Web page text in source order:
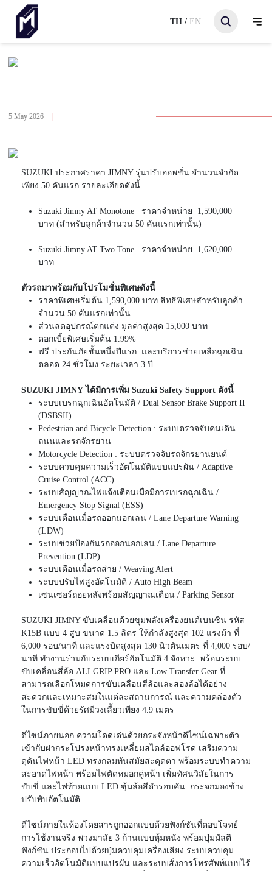
TH / EN
5 May 2026
SUZUKI ประกาศราคา JIMNY รุ่นปรับออพชั่น จำนวนจำกัด
เพียง 50 คันแรก รายละเอียดดังนี้
Suzuki Jimny AT Monotone ราคาจำหน่าย 1,590,000
บาท (สำหรับลูกค้าจำนวน 50 คันแรกเท่านั้น)
Suzuki Jimny AT Two Tone ราคาจำหน่าย 1,620,000
บาท
ตัวรถมาพร้อมกับโปรโมชั่นพิเศษดังนี้
ราคาพิเศษเริ่มต้น 1,590,000 บาท สิทธิพิเศษสำหรับลูกค้า
จำนวน 50 คันแรกเท่านั้น
ส่วนลดอุปกรณ์ตกแต่ง มูลค่าสูงสุด 15,000 บาท
ดอกเบี้ยพิเศษเริ่มต้น 1.99%
ฟรี ประกันภัยชั้นหนึ่งปีแรก และบริการช่วยเหลือฉุกเฉิน
ตลอด 24 ชั่วโมง ระยะเวลา 3 ปี
SUZUKI JIMNY ได้มีการเพิ่ม Suzuki Safety Support ดังนี้
ระบบเบรกฉุกเฉินอัตโนมัติ / Dual Sensor Brake Support II
(DSBSII)
Pedestrian and Bicycle Detection : ระบบตรวจจับคนเดิน
ถนนและรถจักรยาน
Motorcycle Detection : ระบบตรวจจับรถจักรยานยนต์
ระบบควบคุมความเร็วอัตโนมัติแบบแปรผัน / Adaptive
Cruise Control (ACC)
ระบบสัญญาณไฟแจ้งเตือนเมื่อมีการเบรกฉุกเฉิน /
Emergency Stop Signal (ESS)
ระบบเตือนเมื่อรถออกนอกเลน / Lane Departure Warning
(LDW)
ระบบช่วยป้องกันรถออกนอกเลน / Lane Departure
Prevention (LDP)
ระบบเตือนเมื่อรถส่าย / Weaving Alert
ระบบปรับไฟสูงอัตโนมัติ / Auto High Beam
เซนเซอร์ถอยหลังพร้อมสัญญาณเตือน / Parking Sensor
SUZUKI JIMNY ขับเคลื่อนด้วยขุมพลังเครื่องยนต์เบนซิน รหัส
K15B แบบ 4 สูบ ขนาด 1.5 ลิตร ให้กำลังสูงสุด 102 แรงม้า ที่
6,000 รอบ/นาที และแรงบิดสูงสุด 130 นิวตันเมตร ที่ 4,000 รอบ/
นาที ทำงานร่วมกับระบบเกียร์อัตโนมัติ 4 จังหวะ พร้อมระบบ
ขับเคลื่อนสี่ล้อ ALLGRIP PRO และ Low Transfer Gear ที่
สามารถเลือกโหมดการขับเคลื่อนสี่ล้อและสองล้อได้อย่าง
สะดวกและเหมาะสมในแต่ละสถานการณ์ และความคล่องตัว
ในการขับขี่ด้วยรัศมีวงเลี้ยวเพียง 4.9 เมตร
ดีไซน์ภายนอก ความโดดเด่นด้วยกระจังหน้าดีไซน์เฉพาะตัว
เข้ากับฝากระโปรงหน้าทรงเหลี่ยมสไตล์ออฟโรด เสริมความ
ดุดันไฟหน้า LED ทรงกลมทันสมัยสะดุดตา พร้อมระบบทำความ
สะอาดไฟหน้า พร้อมไฟตัดหมอกคู่หน้า เพิ่มทัศนวิสัยในการ
ขับขี่ และไฟท้ายแบบ LED ซุ้มล้อสีดำรอบคัน กระจกมองข้าง
ปรับพับอัตโนมัติ
ดีไซน์ภายในห้องโดยสารถูกออกแบบด้วยฟังก์ชันที่ตอบโจทย์
การใช้งานจริง พวงมาลัย 3 ก้านแบบหุ้มหนัง พร้อมปุ่มมัลติ
ฟังก์ชัน ประกอบไปด้วยปุ่มควบคุมเครื่องเสียง ระบบควบคุม
ความเร็วอัตโนมัติแบบแปรผัน และระบบสั่งการโทรศัพท์แบบไร้